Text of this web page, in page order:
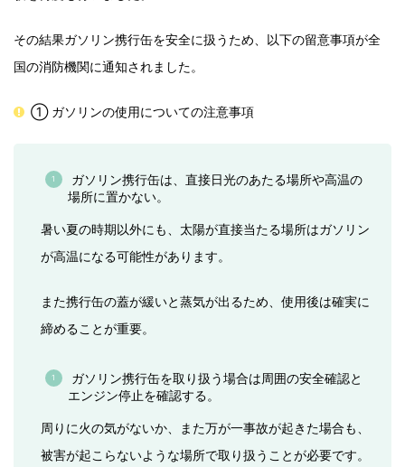
その結果ガソリン携行缶を安全に扱うため、以下の留意事項が全
国の消防機関に通知されました。
① ガソリンの使用についての注意事項
ガソリン携行缶は、直接日光のあたる場所や高温の
場所に置かない。
暑い夏の時期以外にも、太陽が直接当たる場所はガソリン
が高温になる可能性があります。
また携行缶の蓋が緩いと蒸気が出るため、使用後は確実に
締めることが重要。
ガソリン携行缶を取り扱う場合は周囲の安全確認と
エンジン停止を確認する。
周りに火の気がないか、また万が一事故が起きた場合も、
被害が起こらないような場所で取り扱うことが必要です。